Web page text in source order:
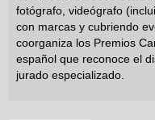
fotógrafo, videógrafo
con marcas y cubriendo
coorganiza los Premios
español que reconoce el
jurado especializado.